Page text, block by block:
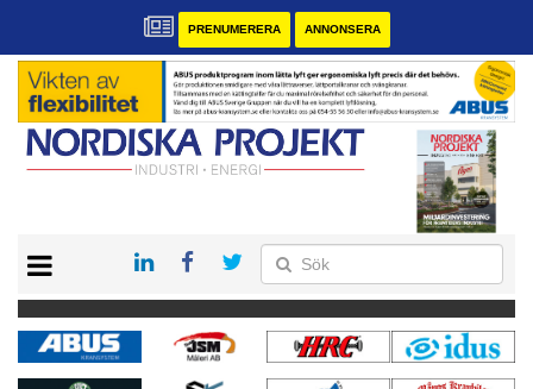
PRENUMERERA ANNONSERA
KONTAKT
VÅRA ANDRA MAGASIN